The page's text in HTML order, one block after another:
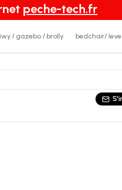
peche-tech.fr
/ gazebo / brolly bedchair/